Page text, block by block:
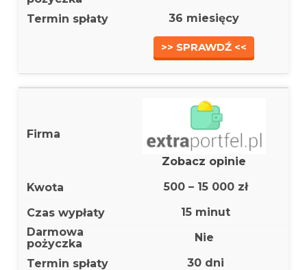
36 miesięcy
>> SPRAWDŹ <<
Zobacz opinie
500 – 15 000 zł
15 minut
Nie
30 dni